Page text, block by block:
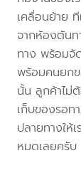
เคลื่อนย้าย
จากห้องต้น
ทาง พร้อมจั
พร้อมคนยก
นั้น ลูกค้าไม่
เก็บของรอท
ปลายทางให้
หมดเลยครับ